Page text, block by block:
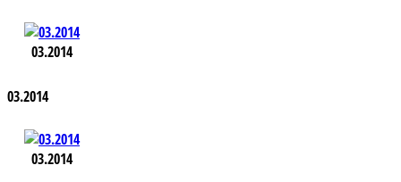
03.2014
03.2014
03.2014